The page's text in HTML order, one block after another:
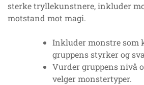
sterke tryllekunstnere, inkluder
motstand mot magi.
Inkluder monstre som
gruppens styrker og
Vurder gruppens nivå
velger monstertyper.